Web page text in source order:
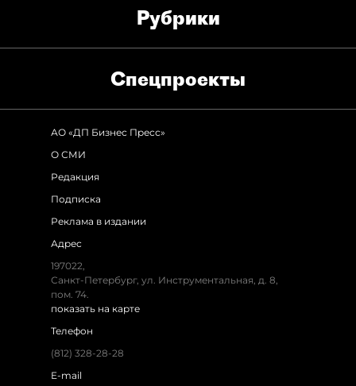
Рубрики
Спец­проекты
АО «ДП Бизнес Пресс»
О СМИ
Редакция
Подписка
Реклама в издании
Адрес
197022,
Санкт-Петербург, ул. Инструментальная, д. 8,
пом. 74.
показать на карте
Телефон
(812) 328-28-28
E-mail